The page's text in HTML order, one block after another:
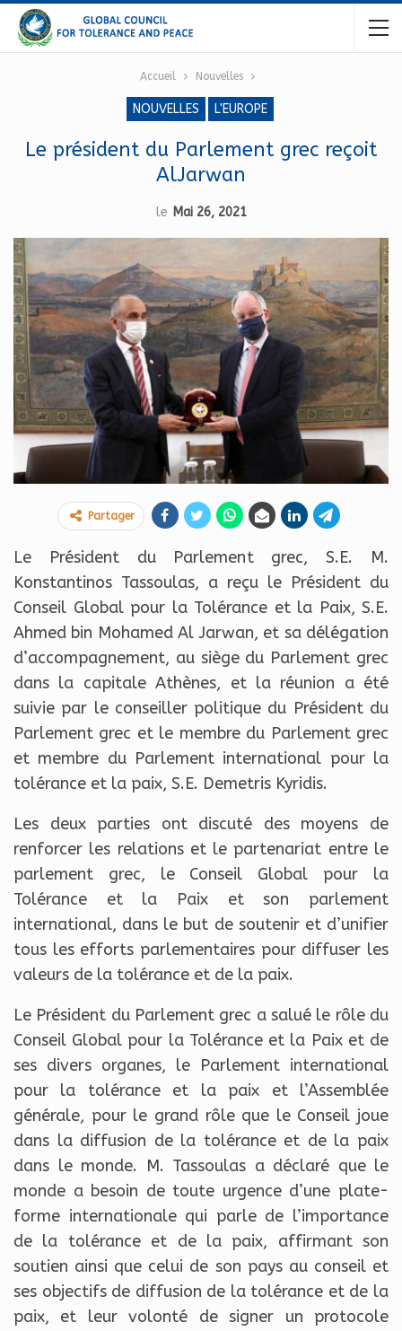
Accueil Nouvelles
NOUVELLES L'EUROPE
Le président du Parlement grec reçoit
AlJarwan
le Mai 26, 2021
Partager
Le Président du Parlement grec, S.E. M.
Konstantinos Tassoulas, a reçu le Président du
Conseil Global pour la Tolérance et la Paix, S.E.
Ahmed bin Mohamed Al Jarwan, et sa délégation
d’accompagnement, au siège du Parlement grec
dans la capitale Athènes, et la réunion a été
suivie par le conseiller politique du Président du
Parlement grec et le membre du Parlement grec
et membre du Parlement international pour la
tolérance et la paix, S.E. Demetris Kyridis.
Les deux parties ont discuté des moyens de
renforcer les relations et le partenariat entre le
parlement grec, le Conseil Global pour la
Tolérance et la Paix et son parlement
international, dans le but de soutenir et d’unifier
tous les efforts parlementaires pour diffuser les
valeurs de la tolérance et de la paix.
Le Président du Parlement grec a salué le rôle du
Conseil Global pour la Tolérance et la Paix et de
ses divers organes, le Parlement international
pour la tolérance et la paix et l’Assemblée
générale, pour le grand rôle que le Conseil joue
dans la diffusion de la tolérance et de la paix
dans le monde. M. Tassoulas a déclaré que le
monde a besoin de toute urgence d’une plate-
forme internationale qui parle de l’importance
de la tolérance et de la paix, affirmant son
soutien ainsi que celui de son pays au conseil et
ses objectifs de diffusion de la tolérance et de la
paix, et leur volonté de signer un protocole